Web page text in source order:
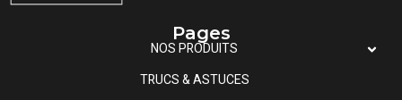
Pages
NOS PRODUITS
TRUCS & ASTUCES